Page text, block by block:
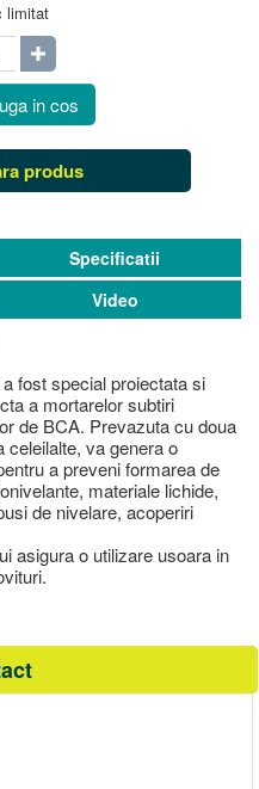
limitat
in cos
produs
fost special proiectata si
a mortarelor subtiri
de BCA. Prevazuta cu doua
celeilalte, va genera o
a preveni formarea de
materiale lichide,
de nivelare, acoperiri
asigura o utilizare usoara in
Specificatii
Video